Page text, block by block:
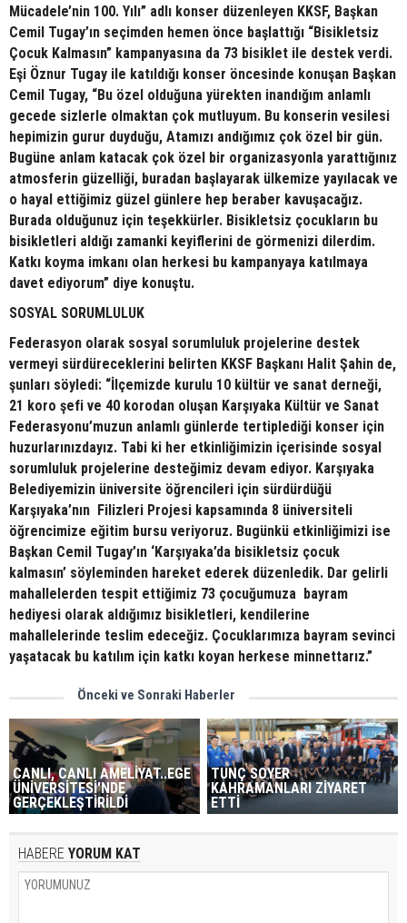
Mücadele’nin 100. Yılı” adlı konser düzenleyen KKSF, Başkan
Cemil Tugay’ın seçimden hemen önce başlattığı “Bisikletsiz
Çocuk Kalmasın” kampanyasına da 73 bisiklet ile destek verdi.
Eşi Öznur Tugay ile katıldığı konser öncesinde konuşan Başkan
Cemil Tugay, “Bu özel olduğuna yürekten inandığım anlamlı
gecede sizlerle olmaktan çok mutluyum. Bu konserin vesilesi
hepimizin gurur duyduğu, Atamızı andığımız çok özel bir gün.
Bugüne anlam katacak çok özel bir organizasyonla yarattığınız
atmosferin güzelliği, buradan başlayarak ülkemize yayılacak ve
o hayal ettiğimiz güzel günlere hep beraber kavuşacağız.
Burada olduğunuz için teşekkürler. Bisikletsiz çocukların bu
bisikletleri aldığı zamanki keyiflerini de görmenizi dilerdim.
Katkı koyma imkanı olan herkesi bu kampanyaya katılmaya
davet ediyorum” diye konuştu.
SOSYAL SORUMLULUK
Federasyon olarak sosyal sorumluluk projelerine destek
vermeyi sürdüreceklerini belirten KKSF Başkanı Halit Şahin de,
şunları söyledi: “İlçemizde kurulu 10 kültür ve sanat derneği,
21 koro şefi ve 40 korodan oluşan Karşıyaka Kültür ve Sanat
Federasyonu’muzun anlamlı günlerde tertiplediği konser için
huzurlarınızdayız. Tabi ki her etkinliğimizin içerisinde sosyal
sorumluluk projelerine desteğimiz devam ediyor. Karşıyaka
Belediyemizin üniversite öğrencileri için sürdürdüğü
Karşıyaka’nın Filizleri Projesi kapsamında 8 üniversiteli
öğrencimize eğitim bursu veriyoruz. Bugünkü etkinliğimizi ise
Başkan Cemil Tugay’ın ‘Karşıyaka’da bisikletsiz çocuk
kalmasın’ söyleminden hareket ederek düzenledik. Dar gelirli
mahallelerden tespit ettiğimiz 73 çocuğumuza bayram
hediyesi olarak aldığımız bisikletleri, kendilerine
mahallelerinde teslim edeceğiz. Çocuklarımıza bayram sevinci
yaşatacak bu katılım için katkı koyan herkese minnettarız.”
Önceki ve Sonraki Haberler
CANLI, CANLI AMELİYAT..EGE
ÜNİVERSİTESİ'NDE
GERÇEKLEŞTİRİLDİ
TUNÇ SOYER
KAHRAMANLARI ZİYARET
ETTİ
HABERE YORUM KAT